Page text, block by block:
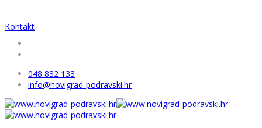
Kontakt
048 832 133
info@novigrad-podravski.hr